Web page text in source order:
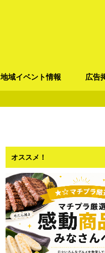
地域イベント情報 広告
オススメ！